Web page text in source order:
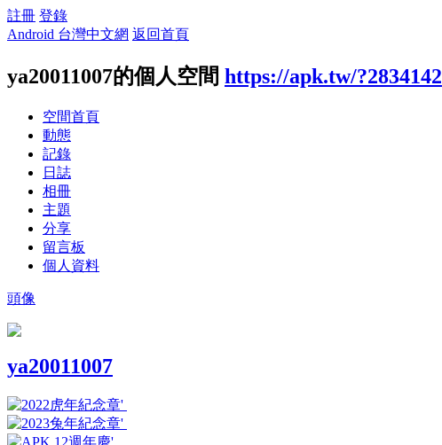
註冊 登錄
Android 台灣中文網 返回首頁
ya20011007的個人空間 https://apk.tw/?2834142
空間首頁
動態
記錄
日誌
相冊
主題
分享
留言板
個人資料
頭像
ya20011007